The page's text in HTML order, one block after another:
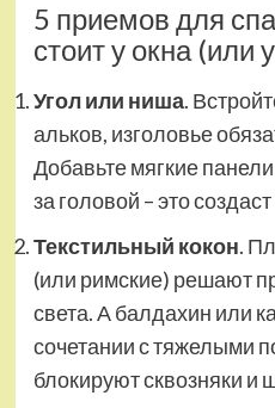
5 приемов для
стоит у окна (или
Угол или ниша.
альков, изголовье
Добавьте мягкие
за головой – это
Текстильный кокон.
(или римские) решают
света. А балдахин или
сочетании с тяжелыми
блокируют сквозняки и